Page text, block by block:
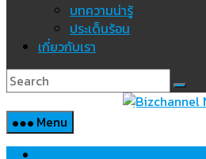
บทความน่ารู้
ประเด็นร้อน
เกี่ยวกับเรา
Menu